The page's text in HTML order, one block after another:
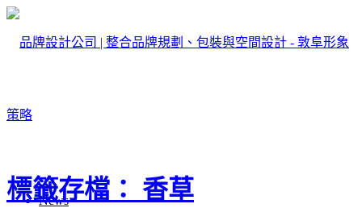
News
標籤存檔： 香草